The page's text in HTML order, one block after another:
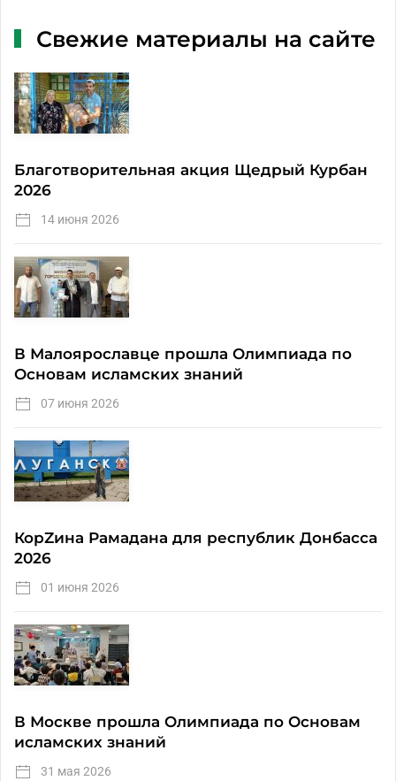
Свежие материалы на сайте
Благотворительная акция Щедрый Курбан
2026
14 июня 2026
В Малоярославце прошла Олимпиада по
Основам исламских знаний
07 июня 2026
КорZина Рамадана для республик Донбасса
2026
01 июня 2026
В Москве прошла Олимпиада по Основам
исламских знаний
31 мая 2026